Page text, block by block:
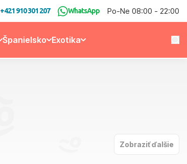
+421 910 301 207 WhatsApp Po-Ne 08:00 - 22:00
Španielsko Exotika
Zobraziť ďalšie